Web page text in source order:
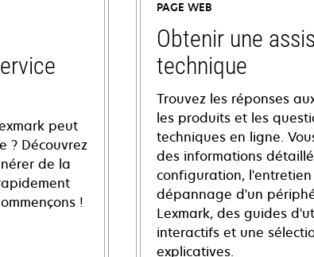
peut
? Découvrez
de la
!
PAGE WEB
Obtenir une
technique
Trouvez les réponses
les produits et les
techniques en ligne.
des informations
configuration,
dépannage d'un
Lexmark, des guides
interactifs et une
explicatives.